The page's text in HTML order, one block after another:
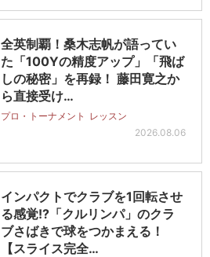
全英制覇！桑木志帆が語ってい
た「100Yの精度アップ」「飛ば
しの秘密」を再録！ 藤田寛之か
ら直接受け…
プロ・トーナメント レッスン
2026.08.06
インパクトでクラブを1回転させ
る感覚!?「クルリンパ」のクラ
ブさばきで球をつかまえる！
【スライス完全…